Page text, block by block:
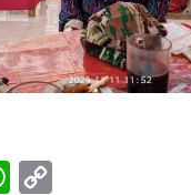
W